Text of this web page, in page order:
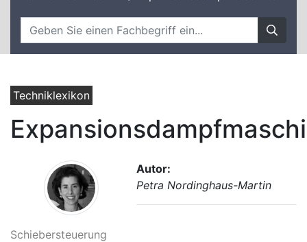
Techniklexikon
Autor:
Petra Nordinghaus-Martin
Schiebersteuerung